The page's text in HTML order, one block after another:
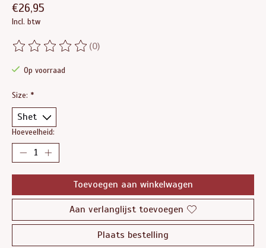
€26,95
Incl. btw
De beoordeling van dit product is
(0)
Op voorraad
Size: *
Hoeveelheid:
Toevoegen aan winkelwagen
Aan verlanglijst toevoegen
Plaats bestelling